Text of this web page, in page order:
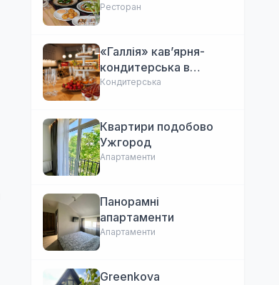
Ужгорода. Авторська
Ресторан
«Галлія» кав’ярня-
кондитерська в
Ужгороді
Кондитерська
Квартири подобово
Ужгород
Апартаменти
Панорамні
апартаменти
Апартаменти
Greenkova